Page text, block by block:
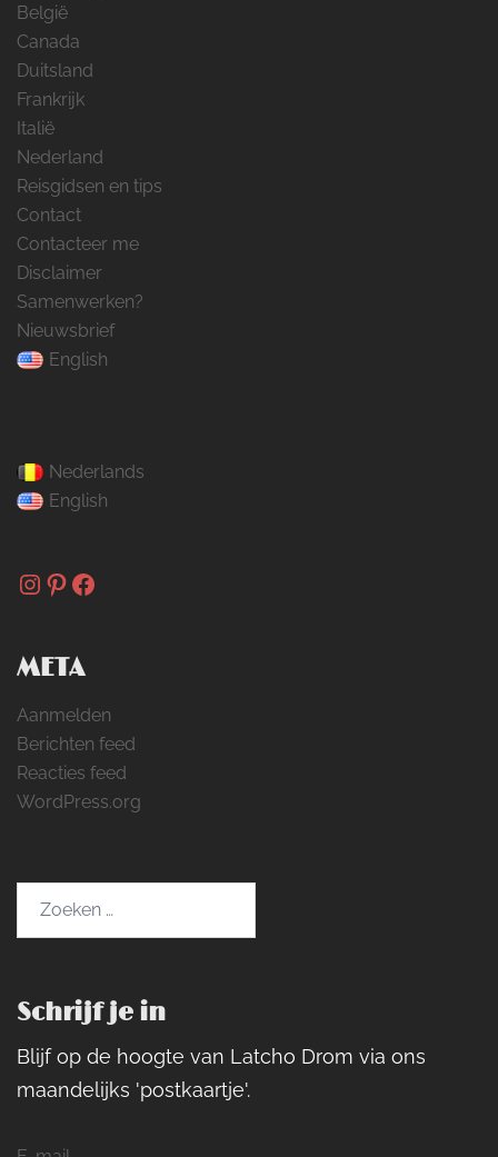
België
Canada
Duitsland
Frankrijk
Italië
Nederland
Reisgidsen en tips
Contact
Contacteer me
Disclaimer
Samenwerken?
Nieuwsbrief
English
Nederlands
English
Instagram
Pinterest
Facebook
META
Aanmelden
Berichten feed
Reacties feed
WordPress.org
Schrijf je in
Blijf op de hoogte van Latcho Drom via ons
maandelijks 'postkaartje'.